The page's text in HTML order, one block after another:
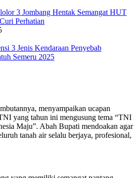
3 Jombang Hentak Semangat HUT
Perhatian
3 Jenis Kendaraan Penyebab
Semeru 2025
menyampaikan ucapan
yang tahun ini mengusung tema “TNI
Maju”. Abah Bupati mendoakan agar
tanah air selalu berjaya, profesional,